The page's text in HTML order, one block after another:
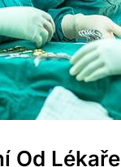
Od Lékaře